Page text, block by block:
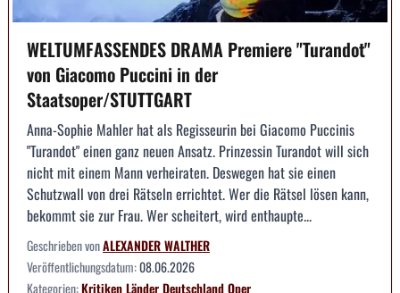
WELTUMFASSENDES DRAMA Premiere "Turandot"
von Giacomo Puccini in der
Staatsoper/STUTTGART
Anna-Sophie Mahler hat als Regisseurin bei Giacomo Puccinis
"Turandot" einen ganz neuen Ansatz. Prinzessin Turandot will sich
nicht mit einem Mann verheiraten. Deswegen hat sie einen
Schutzwall von drei Rätseln errichtet. Wer die Rätsel lösen kann,
bekommt sie zur Frau. Wer scheitert, wird enthaupte...
Geschrieben vonALEXANDER WALTHER
Veröffentlichungsdatum:08.06.2026
Kategorien:KritikenLänderDeutschlandOper